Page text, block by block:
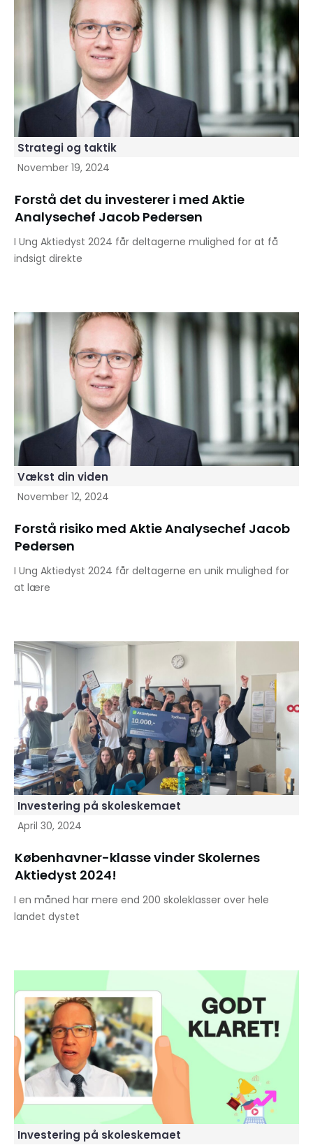
Strategi og taktik
November 19, 2024
Forstå det du investerer i med Aktie
Analysechef Jacob Pedersen
I Ung Aktiedyst 2024 får deltagerne mulighed for at få
indsigt direkte
Vækst din viden
November 12, 2024
Forstå risiko med Aktie Analysechef Jacob
Pedersen
I Ung Aktiedyst 2024 får deltagerne en unik mulighed for
at lære
Investering på skoleskemaet
April 30, 2024
Københavner-klasse vinder Skolernes
Aktiedyst 2024!
I en måned har mere end 200 skoleklasser over hele
landet dystet
Investering på skoleskemaet